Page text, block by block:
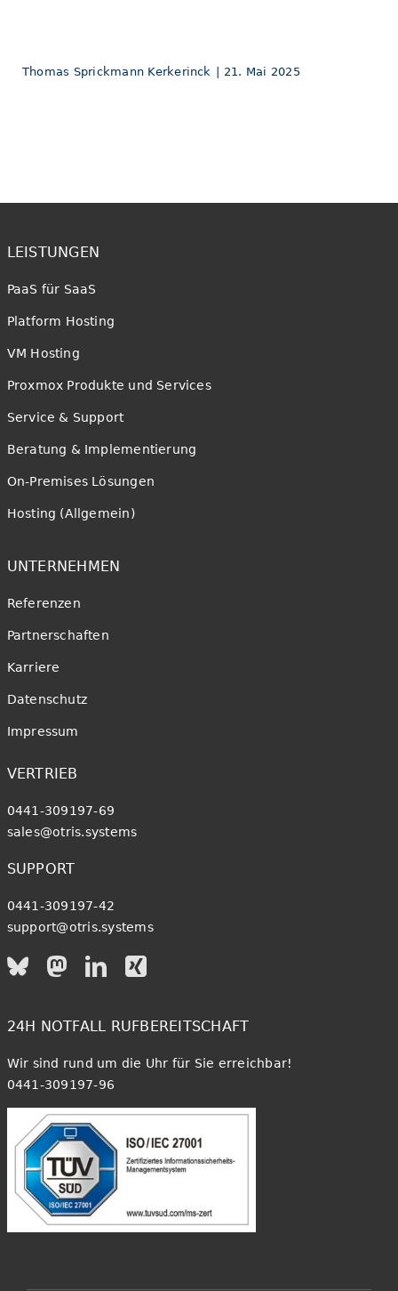
Thomas Sprickmann Kerkerinck | 21. Mai 2025
LEISTUNGEN
PaaS für SaaS
Platform Hosting
VM Hosting
Proxmox Produkte und Services
Service & Support
Beratung & Implementierung
On-Premises Lösungen
Hosting (Allgemein)
UNTERNEHMEN
Referenzen
Partnerschaften
Karriere
Datenschutz
Impressum
VERTRIEB
0441-309197-69
sales@otris.systems
SUPPORT
0441-309197-42
support@otris.systems
24H NOTFALL RUFBEREITSCHAFT
Wir sind rund um die Uhr für Sie erreichbar!
0441-309197-96